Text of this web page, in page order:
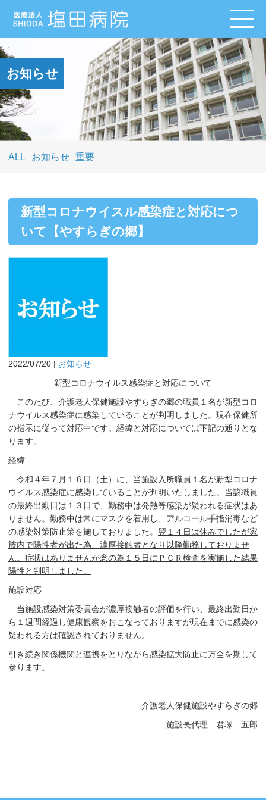
お知らせ
ALL お知らせ 重要
新型コロナウイスル感染症と対応につ
いて【やすらぎの郷】
2022/07/20 | お知らせ
新型コロナウイルス感染症と対応について
このたび、介護老人保健施設やすらぎの郷の職員１名が新型コロ
ナウイルス感染症に感染していることが判明しました。現在保健所
の指示に従って対応中です。経緯と対応については下記の通りとな
ります。
経緯
令和４年７月１６日（土）に、当施設入所職員１名が新型コロナ
ウイルス感染症に感染していることが判明いたしました。当該職員
の最終出勤日は１３日で、勤務中は発熱等感染が疑われる症状はあ
りません。勤務中は常にマスクを着用し、アルコール手指消毒など
の感染対策防止策を施しておりました。 翌１４日は休みでしたが家
族内で陽性者が出た為、濃厚接触者となり以降勤務しておりませ
ん。症状はありませんが念の為１５日にＰＣＲ検査を実施した結果
陽性と判明しました。
施設対応
当施設感染対策委員会が濃厚接触者の評価を行い、 最終出勤日か
ら１週間経過し健康観察をおこなっておりますが現在までに感染の
疑われる方は確認されておりません。
引き続き関係機関と連携をとりながら感染拡大防止に万全を期して
参ります。
介護老人保健施設やすらぎの郷
施設長代理 君塚 五郎